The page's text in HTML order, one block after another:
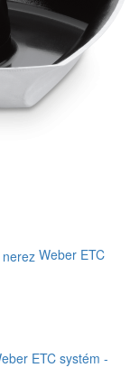
Weber ETC
ETC systém -